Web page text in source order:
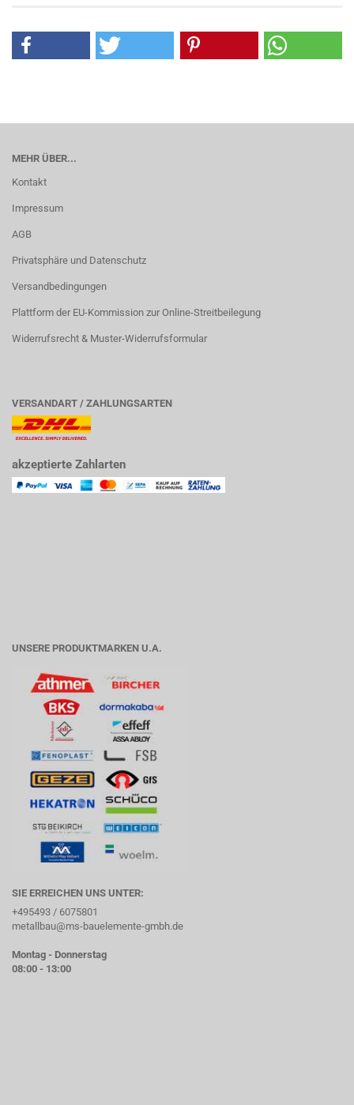
MEHR ÜBER...
Kontakt
Impressum
AGB
Privatsphäre und Datenschutz
Versandbedingungen
Plattform der EU-Kommission zur Online-Streitbeilegung
Widerrufsrecht & Muster-Widerrufsformular
VERSANDART / ZAHLUNGSARTEN
akzeptierte Zahlarten
UNSERE PRODUKTMARKEN U.A.
SIE ERREICHEN UNS UNTER:
+495493 / 6075801
metallbau@ms-bauelemente-gmbh.de
Montag - Donnerstag
08:00 - 13:00